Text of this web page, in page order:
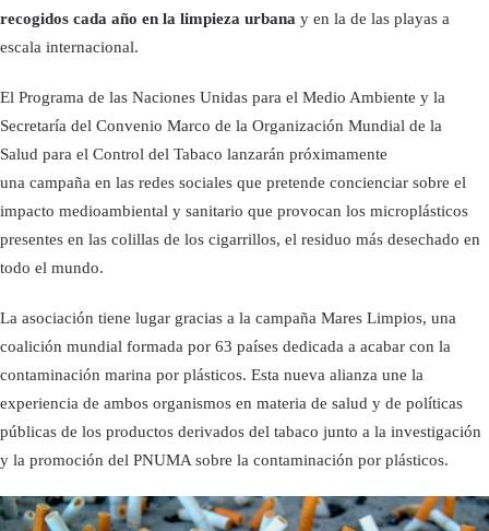
recogidos cada año en la limpieza urbana y en la de las playas a
escala internacional.
El Programa de las Naciones Unidas para el Medio Ambiente y la
Secretaría del Convenio Marco de la Organización Mundial de la
Salud para el Control del Tabaco lanzarán próximamente
una campaña en las redes sociales que pretende concienciar sobre el
impacto medioambiental y sanitario que provocan los microplásticos
presentes en las colillas de los cigarrillos, el residuo más desechado en
todo el mundo.
La asociación tiene lugar gracias a la campaña Mares Limpios, una
coalición mundial formada por 63 países dedicada a acabar con la
contaminación marina por plásticos. Esta nueva alianza une la
experiencia de ambos organismos en materia de salud y de políticas
públicas de los productos derivados del tabaco junto a la investigación
y la promoción del PNUMA sobre la contaminación por plásticos.